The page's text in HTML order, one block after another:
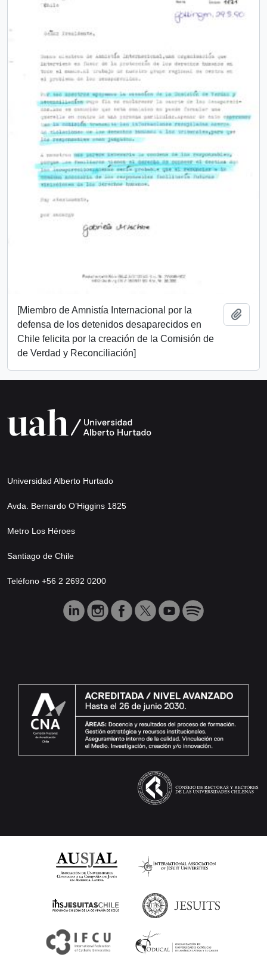
[Miembro de Amnistía Internacional por la
defensa de los detenidos desaparecidos en
Chile felicita por la creación de la Comisión de
de Verdad y Reconciliación]
Universidad Alberto Hurtado
Avda. Bernardo O’Higgins 1825
Metro Los Héroes
Santiago de Chile
Teléfono +56 2 2692 0200